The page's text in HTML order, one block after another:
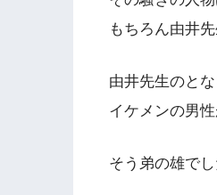
もちろん由井先
由井先生のと
イケメンの男
そう弟の雄でし